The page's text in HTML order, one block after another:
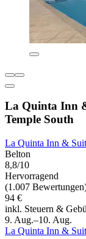
La Quinta Inn
Temple South
La Quinta Inn &
Belton
8,8/10
Hervorragend
(1.007
94 €
inkl. Steuern &
9. Aug.–10. Aug.
La Quinta Inn &